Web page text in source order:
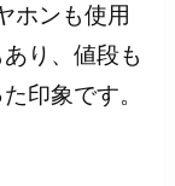
ホンも使用
り、値段も
印象です。